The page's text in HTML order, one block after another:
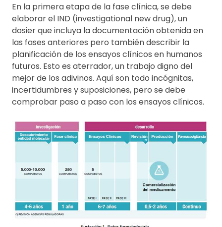
En la primera etapa de la fase clínica, se debe
elaborar el IND (investigational new drug), un
dosier que incluya la documentación obtenida en
las fases anteriores pero también describir la
planificación de los ensayos clínicos en humanos
futuros. Esto es aterrador, un trabajo digno del
mejor de los adivinos. Aquí son todo incógnitas,
incertidumbres y suposiciones, pero se debe
comprobar paso a paso con los ensayos clínicos.